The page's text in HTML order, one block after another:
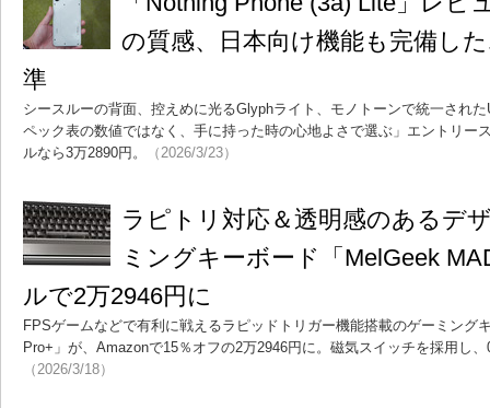
の質感、日本向け機能も完備し
準
シースルーの背面、控えめに光るGlyphライト、モノトーンで統一され
ペック表の数値ではなく、手に持った時の心地よさで選ぶ」エントリー
ルなら3万2890円。
（2026/3/23）
ラピトリ対応＆透明感のあるデ
ミングキーボード「MelGeek
ルで2万2946円に
FPSゲームなどで有利に戦えるラピッドトリガー機能搭載のゲーミング
Pro+」が、Amazonで15％オフの2万2946円に。磁気スイッチを採用し
（2026/3/18）